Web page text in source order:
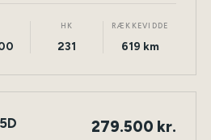
HK
231
RÆKKEVIDDE
619 km
ELEKTRISK TØNDER
279.500 kr.